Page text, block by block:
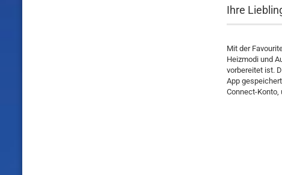
Ihre
Mit der
Heizmodi und
vorbereitet ist.
App
Connect-Konto,